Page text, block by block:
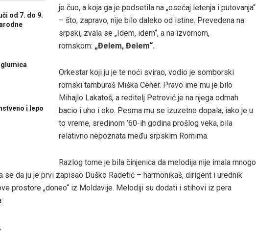
od 7. do 9.
glumica
i lepo
je čuo, a koja ga je podsetila na „osećaj letenja i putovanja“
– što, zapravo, nije bilo daleko od istine. Prevedena na
srpski, zvala se „Idem, idem“, a na izvornom,
romskom: „Đelem, Đelem“.
Orkestar koji ju je te noći svirao, vodio je somborski
romski tamburaš Miška Cener. Pravo ime mu je bilo
Mihajlo Lakatoš, a reditelj Petrović je na njega odmah
bacio i uho i oko. Pesma mu se izuzetno dopala, iako je u
to vreme, sredinom ’60-ih godina prošlog veka, bila
relativno nepoznata među srpskim Romima.
Razlog tome je bila činjenica da melodija nije imala mnogo
se da ju je prvi zapisao Duško Radetić – harmonikaš, dirigent i urednik
prostore „doneo“ iz Moldavije. Melodiji su dodati i stihovi iz pera